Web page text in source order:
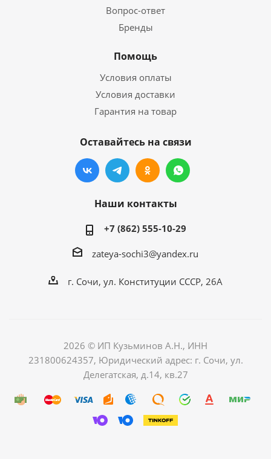
Вопрос-ответ
Бренды
Помощь
Условия оплаты
Условия доставки
Гарантия на товар
Оставайтесь на связи
Наши контакты
+7 (862) 555-10-29
zateya-sochi3@yandex.ru
г. Сочи, ул. Конституции СССР, 26А
2026 © ИП Кузьминов А.Н., ИНН
231800624357, Юридический адрес: г. Сочи, ул.
Делегатская, д.14, кв.27